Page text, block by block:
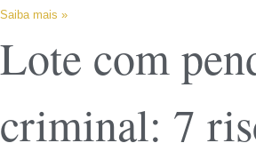
Saiba mais »
Lote com
criminal: 7